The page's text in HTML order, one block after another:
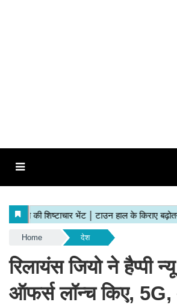
Home देश
रिलायंस जियो ने हैप्पी
ऑफर्स लॉन्च किए,